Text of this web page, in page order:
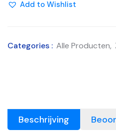
Add to Wishlist
Categories : Alle Producten,
Beschrijving